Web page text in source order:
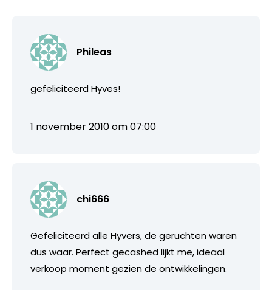
Phileas
gefeliciteerd Hyves!
1 november 2010 om 07:00
chi666
Gefeliciteerd alle Hyvers, de geruchten waren
dus waar. Perfect gecashed lijkt me, ideaal
verkoop moment gezien de ontwikkelingen.